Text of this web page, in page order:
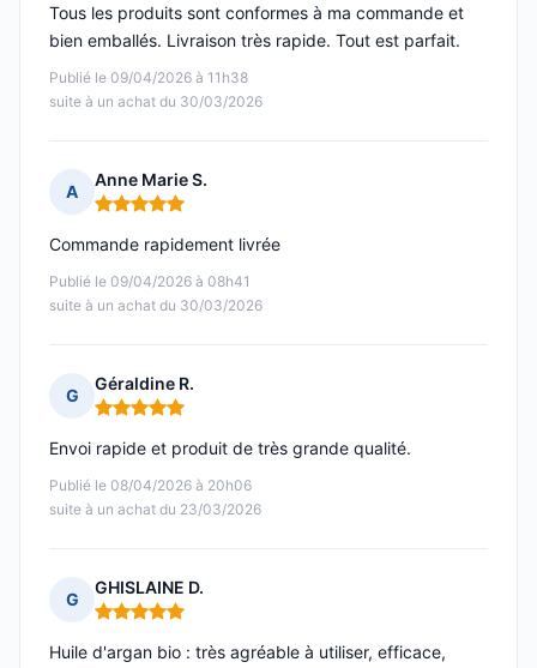
Publié le 09/04/2026 à 11h38
suite à un achat du 30/03/2026
Tous les produits sont conformes à ma commande et
bien emballés. Livraison très rapide. Tout est parfait.
A
Anne Marie S.
Note : 5 sur 5
Publié le 09/04/2026 à 08h41
suite à un achat du 30/03/2026
Commande rapidement livrée
G
Géraldine R.
Note : 5 sur 5
Publié le 08/04/2026 à 20h06
suite à un achat du 23/03/2026
Envoi rapide et produit de très grande qualité.
G
GHISLAINE D.
Note : 5 sur 5
Huile d'argan bio : très agréable à utiliser, efficace,